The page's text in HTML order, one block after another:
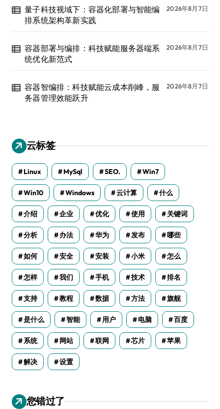
量子科技视域下：容器化部署与智能编
排系统架构革新实践
2026年8月7日
容器部署与编排：科技赋能服务器端系
统优化新范式
2026年8月7日
容器智编排：科技赋能云成本削峰，服
务器管理效能跃升
2026年8月7日
云标签
Linux MySql SEO. Win7
Win10 Windows 云计算 什么
介绍 企业 优化 使用 关键词
分析 办法 华为 发布 哪些
如何 安全 安装 小米 怎么
怎样 我们 手机 技术 排名
支持 教程 数据 方法 旗舰
是什么 智能 用户 电脑 百度
系统 网站 联网 芯片 苹果
解决 设置
您错过了